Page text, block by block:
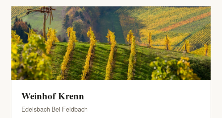
Weinhof Krenn
Edelsbach Bei Feldbach